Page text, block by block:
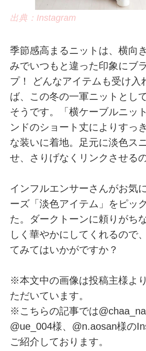
出典：Instagram
季節感高まるニットは、横向
みでいつもと違った印象にブ
プ！ どんなアイテムも受け入
ば、この冬の一軍ニットとし
そうです。「横ケーブルニッ
ンドのショート丈によりすっ
な装いに着地。足元に淡色ス
せ、さりげなくリンクさせる
インフルエンサーさんがお気
ーズ「淡色アイテム」をピッ
た。ダークトーンに頼りがち
しく華やかにしてくれるので
てみてはいかがですか？
※本文中の画像は投稿主様よ
ただいています。
※こちらの記事では
@ue_004様、@n.aosan様の
ご紹介しております。